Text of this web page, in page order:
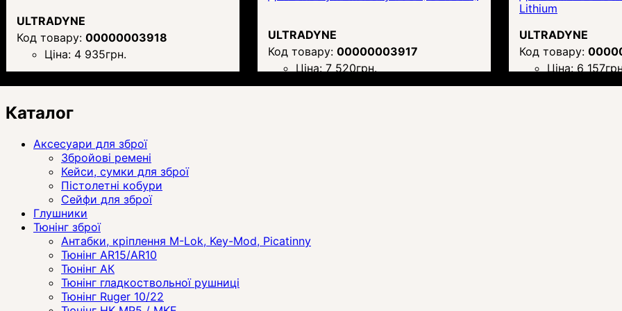
ULTRADYNE
00000003918
Ціна: 4 935грн.
ULTRADYNE
00000003917
Ціна: 7 520грн.
Lithium
ULTRADYNE
Ціна: 6 157
Каталог
Аксесуари для зброї
Збройові ремені
Кейси, сумки для зброї
Пістолетні кобури
Сейфи для зброї
Глушники
Тюнінг зброї
Антабки, кріплення M-Lok, Key-Mod, Picatinny
Тюнінг AR15/AR10
Тюнінг АК
Тюнінг гладкоствольної рушниці
Тюнінг Ruger 10/22